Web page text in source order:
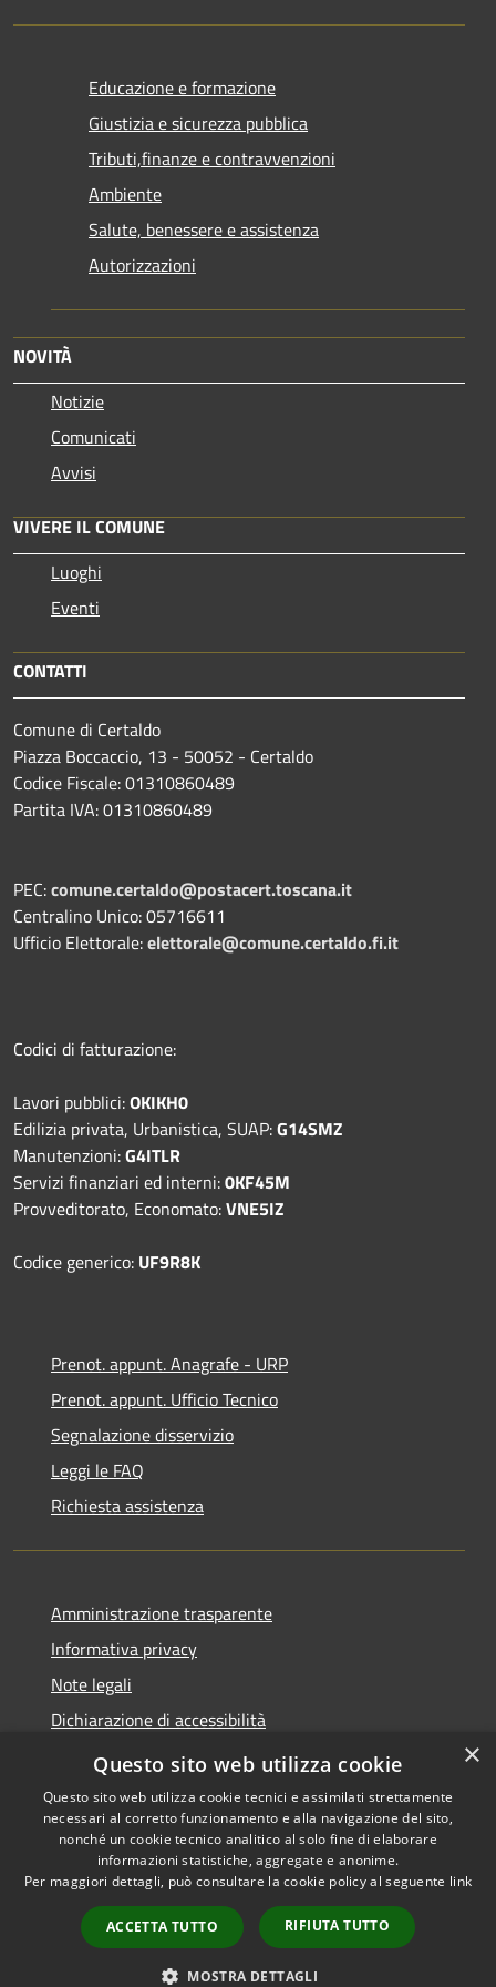
Educazione e formazione
Giustizia e sicurezza pubblica
Tributi,finanze e contravvenzioni
Ambiente
Salute, benessere e assistenza
Autorizzazioni
NOVITÀ
Notizie
Comunicati
Avvisi
VIVERE IL COMUNE
Luoghi
Eventi
CONTATTI
Comune di Certaldo
Piazza Boccaccio, 13 - 50052 - Certaldo
Codice Fiscale: 01310860489
Partita IVA: 01310860489
PEC:comune.certaldo@postacert.toscana.it
Centralino Unico: 05716611
Ufficio Elettorale:elettorale@comune.certaldo.fi.it
Codici di fatturazione:
Lavori pubblici:OKIKH0
Edilizia privata, Urbanistica, SUAP:G14SMZ
Manutenzioni:G4ITLR
Servizi finanziari ed interni:0KF45M
Provveditorato, Economato:VNE5IZ
Codice generico: UF9R8K
Prenot. appunt. Anagrafe - URP
Prenot. appunt. Ufficio Tecnico
Segnalazione disservizio
Leggi le FAQ
Richiesta assistenza
Amministrazione trasparente
Informativa privacy
Note legali
Dichiarazione di accessibilità
Whistleblowing
Accessibilità
Copyright © 2026 • Comune di
Certaldo • Powered by
Municipium•
Accesso
redazione
×
Questo sito web utilizza cookie
Questo sito web utilizza cookie tecnici e assimilati strettamente
necessari al corretto funzionamento e alla navigazione del sito,
nonché un cookie tecnico analitico al solo fine di elaborare
informazioni statistiche, aggregate e anonime.
Per maggiori dettagli, può consultare la cookie policy al seguente link
ACCETTA TUTTO RIFIUTA TUTTO
MOSTRA DETTAGLI